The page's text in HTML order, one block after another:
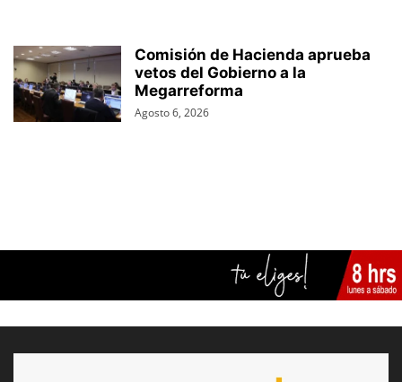
Comisión de Hacienda aprueba
vetos del Gobierno a la
Megarreforma
Agosto 6, 2026